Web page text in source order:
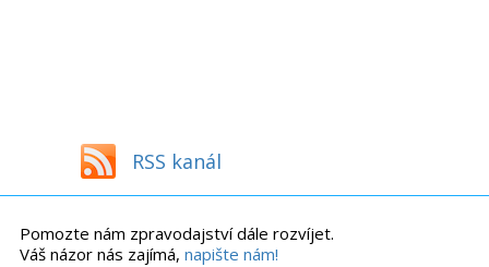
RSS kanál
Pomozte nám zpravodajství dále rozvíjet.
Váš názor nás zajímá, napište nám!